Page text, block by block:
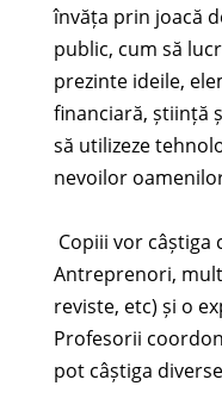
învăța prin joacă
public, cum să
prezinte ideile,
financiară, știință
să utilizeze
nevoilor
Copiii vor câștiga
Antreprenori,
reviste, etc) și o
Profesorii
pot câștiga